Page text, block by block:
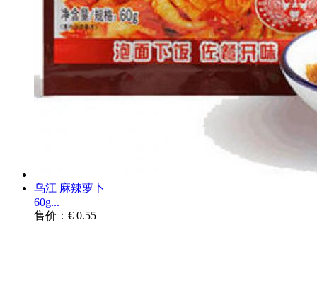
乌江 麻辣萝卜
60g...
售价：€ 0.55